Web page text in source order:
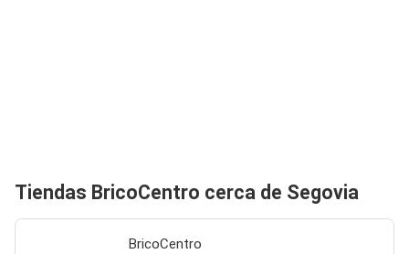
Tiendas BricoCentro cerca de Segovia
BricoCentro